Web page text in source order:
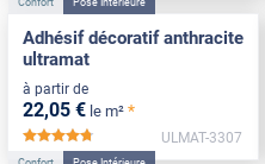
Confort Pose Intérieure
Adhésif décoratif anthracite
ultramat
à partir de
22,05 € le m² *
*****
ULMAT-3307